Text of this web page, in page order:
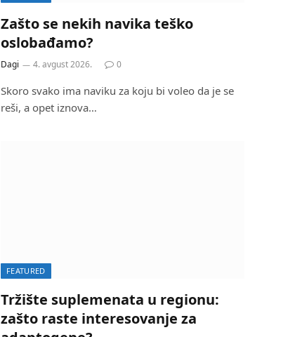
Zašto se nekih navika teško
oslobađamo?
Dagi 4. avgust 2026. 0
Skoro svako ima naviku za koju bi voleo da je se
reši, a opet iznova…
FEATURED
Tržište suplemenata u regionu:
zašto raste interesovanje za